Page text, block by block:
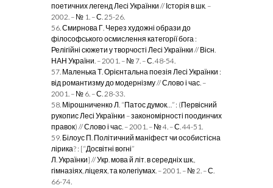
поетичних легенд Лесі Українки // Історія в шк. –
2002. – № 1. – С. 25-26.
56. Смирнова Г. Через художні образи до
філософського осмислення категорії бога :
Релігійні сюжети у творчості Лесі Українки // Вісн.
НАН України. – 2001. – № 7. – С. 48-54.
57. Маленька Т. Орієнтальна поезія Лесі Українки :
від романтизму до модернізму // Слово і час. –
2001. – № 6. – С. 28-33.
58. Мірошниченко Л. “Патос думок…” : (Первісний
рукопис Лесі Українки – закономірності поодинчих
правок) // Слово і час. – 2001. – № 4. – С. 44-51.
59. Білоус П. Політичний маніфест чи особистісна
лірика? : [“Досвітні вогні”
Л. Українки] // Укр. мова й літ. в середніх шк.,
гімназіях, ліцеях, та колегіумах. – 2001. – № 2. – С.
66-74.